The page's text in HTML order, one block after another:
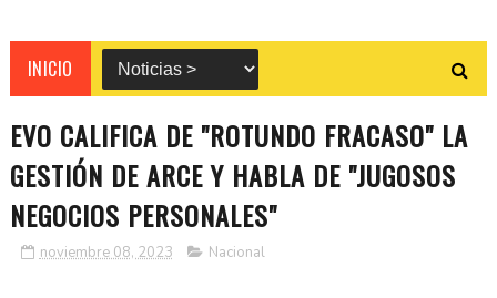
INICIO
EVO CALIFICA DE "ROTUNDO FRACASO" LA
GESTIÓN DE ARCE Y HABLA DE "JUGOSOS
NEGOCIOS PERSONALES"
noviembre 08, 2023 Nacional